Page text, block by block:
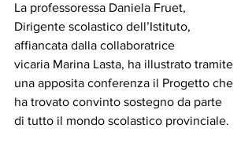
La professoressa Daniela Fruet,
Dirigente scolastico dell’Istituto,
affiancata dalla collaboratrice
vicaria Marina Lasta, ha illustrato tramite
una apposita conferenza il Progetto che
ha trovato convinto sostegno da parte
di tutto il mondo scolastico provinciale.